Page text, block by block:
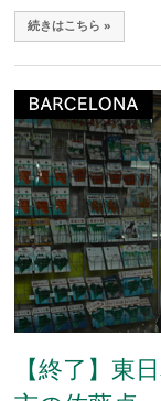
続きはこちら »
【終了】東